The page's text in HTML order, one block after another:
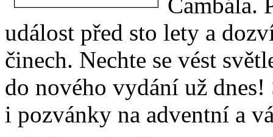
událost před sto lety a
činech. Nechte se vést
do nového vydání už
i pozvánky na adventní a